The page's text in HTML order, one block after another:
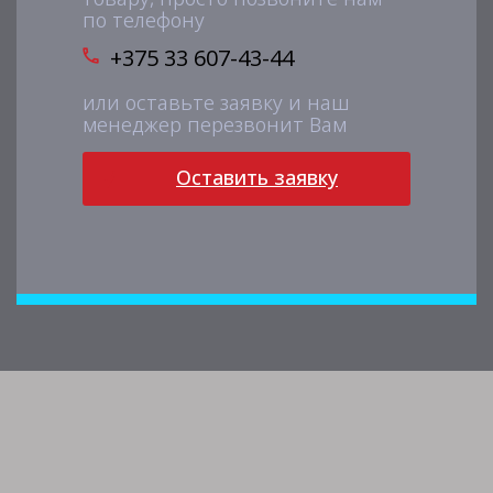
по телефону
+375 33 607-43-44
или оставьте заявку и наш
менеджер перезвонит Вам
Оставить заявку